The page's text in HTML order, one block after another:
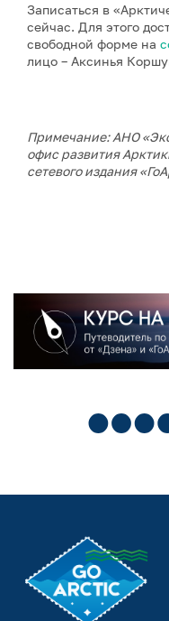
Записаться в
сейчас. Для этого
свободной форме на
лицо – Аксинья
Примечание: АНО
офис развития
сетевого издания